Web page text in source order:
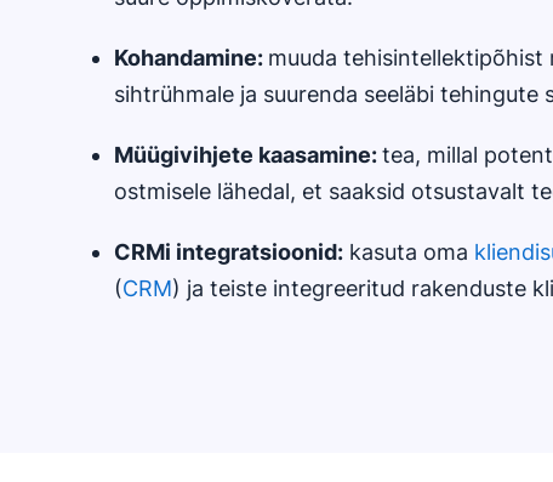
Kohandamine: muuda tehisintellektipõhist
sihtrühmale ja suurenda seeläbi tehingute
Müügivihjete kaasamine:tea, millal
ostmisele lähedal, et saaksid otsustavalt
CRMi integratsioonid: kasuta oma
(CRM) ja teiste integreeritud rakenduste